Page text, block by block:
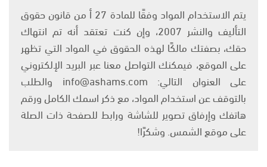
يتم الاستخدام المواد وفقًا للمادة 27 أ من قانون حقوق
التأليف والنشر 2007، وإن كنت تعتقد أنه تم انتهاك
حقك، بصفتك مالكًا لهذه الحقوق في المواد التي تظهر
على الموقع، فيمكنك التواصل معنا عبر البريد الإلكتروني
على العنوان التالي: info@ashams.com والطلب
بالتوقف عن استخدام المواد، مع ذكر اسمك الكامل ورقم
هاتفك وإرفاق تصوير للشاشة ورابط للصفحة ذات الصلة
على موقع الشمس. وشكرًا!